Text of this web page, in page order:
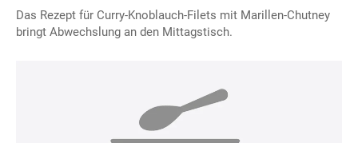
Das Rezept für Curry-Knoblauch-Filets mit Marillen-Chutney
bringt Abwechslung an den Mittagstisch.